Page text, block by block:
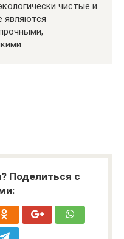
чистые и
являются
Поделиться с